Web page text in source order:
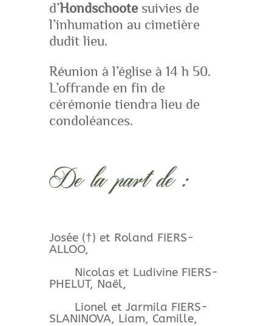
d’Hondschootesuivies de
l’inhumation au cimetière
dudit lieu.
Réunion à l’église à 14 h 50.
L’offrande en fin de
cérémonie tiendra lieu de
condoléances.
De la part de :
Josée (†) et Roland FIERS-
ALLOO,
Nicolas et Ludivine FIERS-
PHELUT, Naël,
Lionel et Jarmila FIERS-
SLANINOVA, Liam, Camille,